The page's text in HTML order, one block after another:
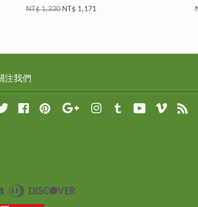
NT$ 1,330NT$ 1,171
注我們
Twitter FacebookPinterest Google InstagramTumblr YouTubeVimeo
JCB
Diners